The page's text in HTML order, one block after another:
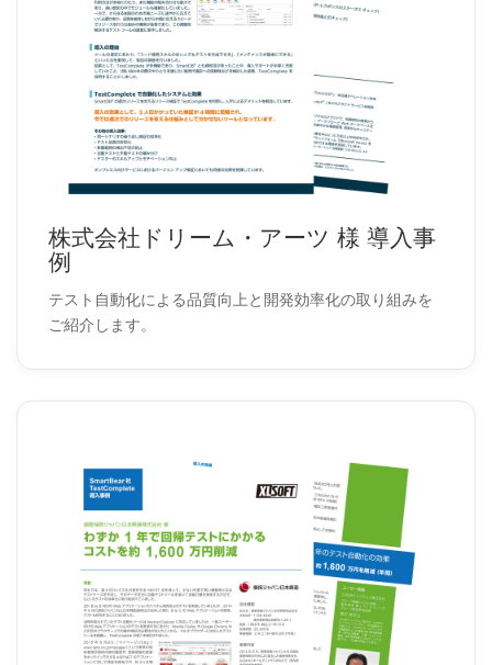
株式会社ドリーム・アーツ 様 導入事
例
テスト自動化による品質向上と開発効率化の取り組みを
ご紹介します。